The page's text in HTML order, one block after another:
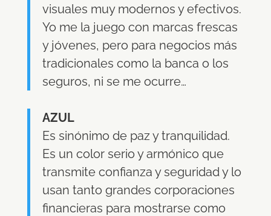
visuales muy modernos y efectivos.
Yo me la juego con marcas frescas
y jóvenes, pero para negocios más
tradicionales como la banca o los
seguros, ni se me ocurre…
AZUL
Es sinónimo de paz y tranquilidad.
Es un color serio y armónico que
transmite confianza y seguridad y lo
usan tanto grandes corporaciones
financieras para mostrarse como